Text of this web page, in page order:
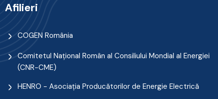
Afilieri
COGEN România
Comitetul Naţional Român al Consiliului Mondial al Energiei
(CNR-CME)
HENRO - Asociația Producătorilor de Energie Electrică